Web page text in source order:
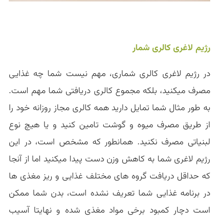
رژیم لاغری کالری شمار
در رژیم لاغری کالری شماری، مهم نیست شما چه غذایی
مصرف میکنید، بلکه مجموع کالری دریافتی شما مهم است.
به طور مثال شما تمایل دارید همه کالری مجاز روزانه خود را
از طریق مصرف میوه و گوشت تامین کنید و یا هیچ نوع
لبنیاتی مصرف نکنید. همانطور که مشخص است، در این
رژیم لاغری شما به کاهش وزن دست پیدا میکنید اما از آنجا
که حداقل دریافت گروه های مختلف غذایی و ریز مغذی ها
در برنامه غذایی شما تعریف نشده است، بدن شما ممکن
است دچار کمبود برخی مواد مغذی شده و نهایتا آسیب